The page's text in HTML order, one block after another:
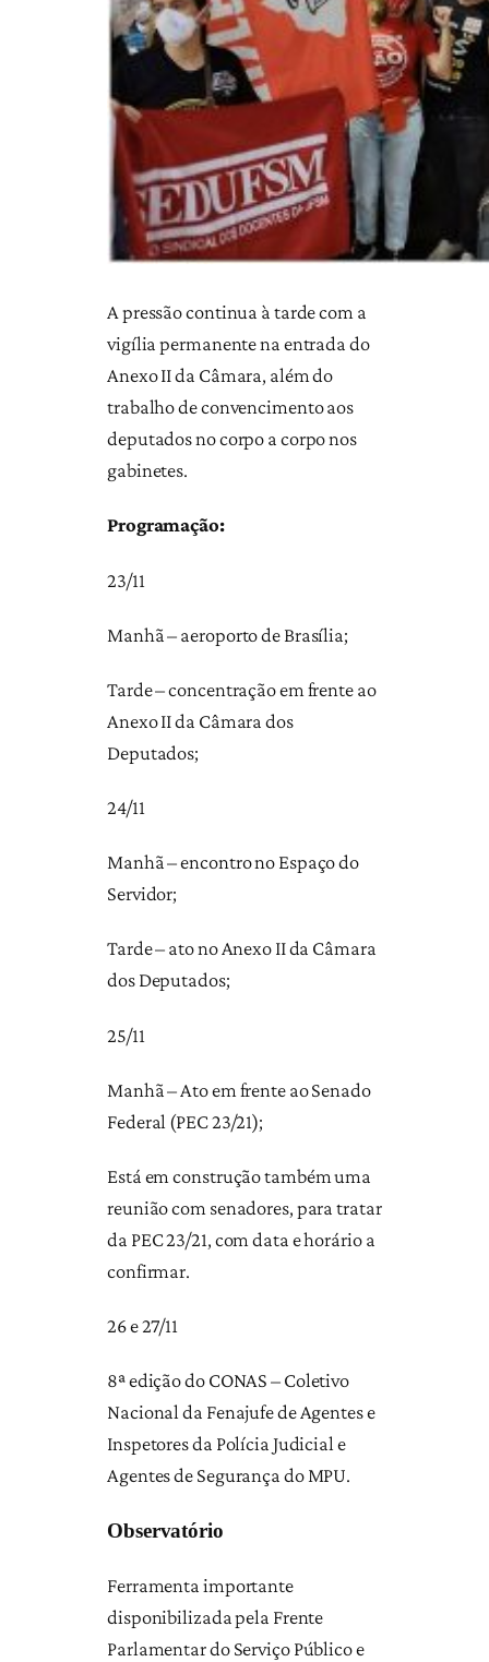
A pressão continua à tarde com a
vigília permanente na entrada do
Anexo II da Câmara, além do
trabalho de convencimento aos
deputados no corpo a corpo nos
gabinetes.
Programação:
23/11
Manhã – aeroporto de Brasília;
Tarde – concentração em frente ao
Anexo II da Câmara dos
Deputados;
24/11
Manhã – encontro no Espaço do
Servidor;
Tarde – ato no Anexo II da Câmara
dos Deputados;
25/11
Manhã – Ato em frente ao Senado
Federal (PEC 23/21);
Está em construção também uma
reunião com senadores, para tratar
da PEC 23/21, com data e horário a
confirmar.
26 e 27/11
8ª edição do CONAS – Coletivo
Nacional da Fenajufe de Agentes e
Inspetores da Polícia Judicial e
Agentes de Segurança do MPU.
Observatório
Ferramenta importante
disponibilizada pela Frente
Parlamentar do Serviço Público e